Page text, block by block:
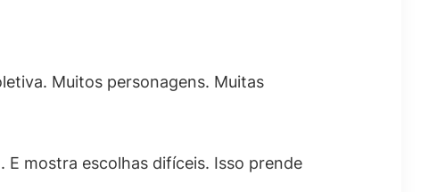
Muitos personagens. Muitas
mostra escolhas difíceis. Isso prende